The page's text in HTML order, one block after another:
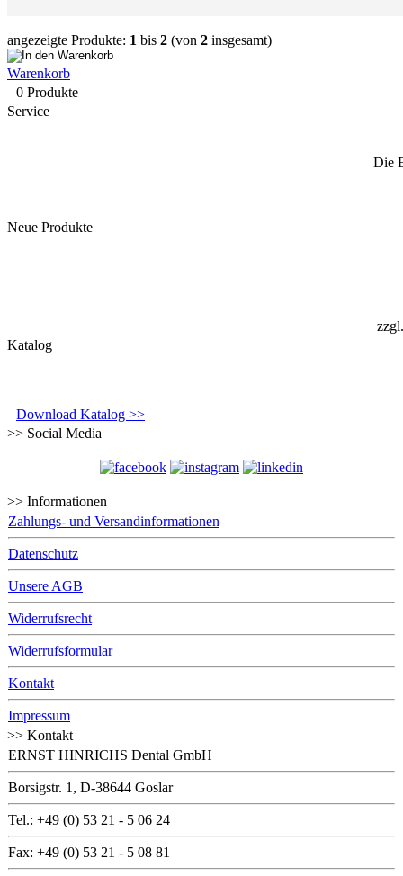
angezeigte Produkte: 1 bis 2 (von 2 insgesamt)
Warenkorb
0 Produkte
Service
Die
Neue Produkte
Katalog
Download Katalog >>
>> Social Media
>> Informationen
Zahlungs- und Versandinformationen
Datenschutz
Unsere AGB
Widerrufsrecht
Widerrufsformular
Kontakt
Impressum
>> Kontakt
ERNST HINRICHS Dental GmbH
Borsigstr. 1, D-38644 Goslar
Tel.: +49 (0) 53 21 - 5 06 24
Fax: +49 (0) 53 21 - 5 08 81